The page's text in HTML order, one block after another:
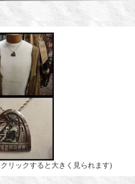
リックすると大きく見られます)